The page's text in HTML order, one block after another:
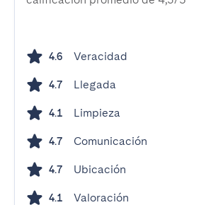
4.6 Veracidad
4.7 Llegada
4.1 Limpieza
4.7 Comunicación
4.7 Ubicación
4.1 Valoración